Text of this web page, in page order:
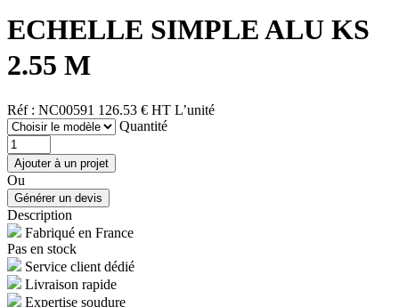
ECHELLE SIMPLE ALU KS
2.55 M
Réf : NC00591 126.53 € HT L’unité
Quantité
Ou
Description
Fabriqué en France
Pas en stock
Service client dédié
Livraison rapide
Expertise soudure